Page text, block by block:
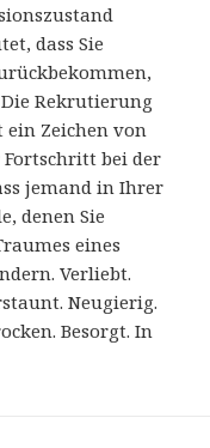
dass Sie
Rekrutierung
Zeichen von
Fortschritt bei der
jemand in Ihrer
denen Sie
eines
Verliebt.
Neugierig.
Besorgt. In